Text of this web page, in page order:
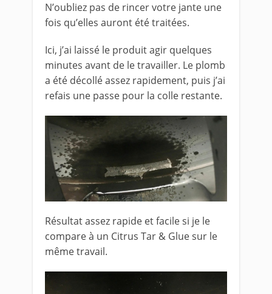
N’oubliez pas de rincer votre jante une
fois qu’elles auront été traitées.
Ici, j’ai laissé le produit agir quelques
minutes avant de le travailler. Le plomb
a été décollé assez rapidement, puis j’ai
refais une passe pour la colle restante.
Résultat assez rapide et facile si je le
compare à un Citrus Tar & Glue sur le
même travail.